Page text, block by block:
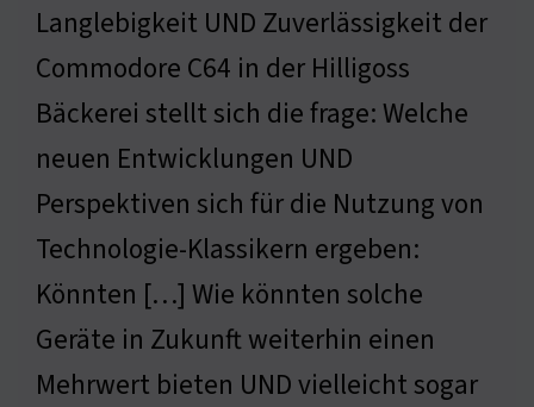
Langlebigkeit UND Zuverlässigkeit der
Commodore C64 in der Hilligoss
Bäckerei stellt sich die frage: Welche
neuen Entwicklungen UND
Perspektiven sich für die Nutzung von
Technologie-Klassikern ergeben:
Könnten […] Wie könnten solche
Geräte in Zukunft weiterhin einen
Mehrwert bieten UND vielleicht sogar